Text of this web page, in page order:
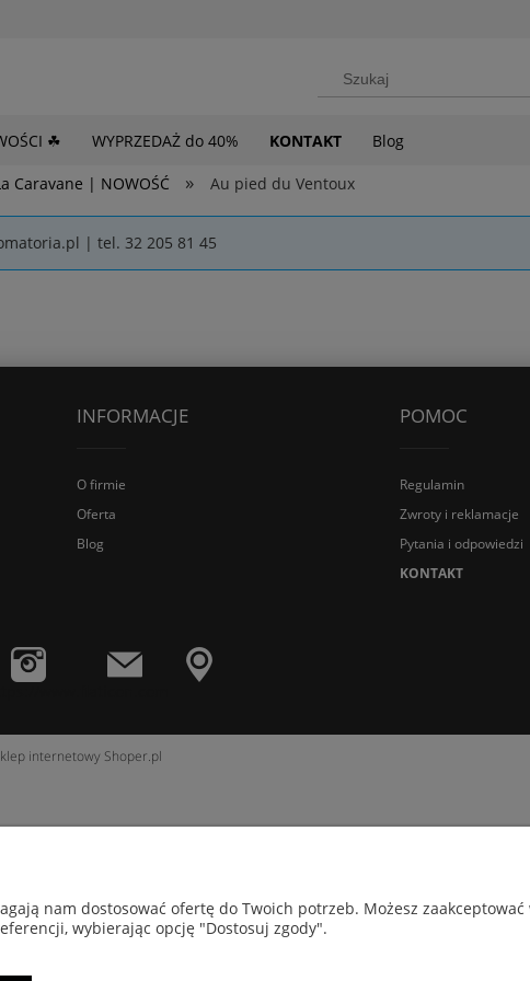
☘ WYPRZEDAŻ do 40% KONTAKT
Blog
Caravane | NOWOŚĆ » Au pied du Ventoux
| tel. 32 205 81 45
INFORMACJE
O firmie
Oferta
Blog
POMOC
Regulamin
Zwroty i reklamacje
Pytania i odpowiedzi
KONTAKT
internetowy Shoper.pl
nam dostosować ofertę do Twoich potrzeb. Możesz
wybierając opcję "Dostosuj zgody".